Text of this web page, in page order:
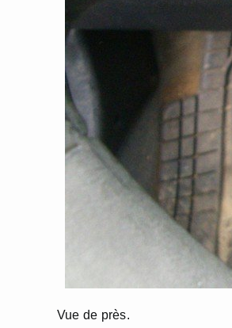
Vue de près.